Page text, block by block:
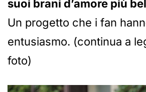
suoi brani d’amore più
Un progetto che i fan
entusiasmo. (continua a
foto)